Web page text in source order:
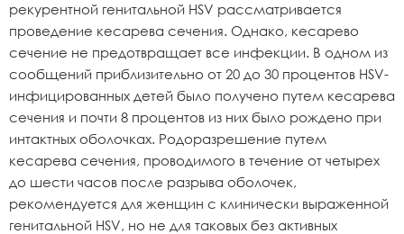
рекурентной генитальной HSV рассматривается
проведение кесарева сечения. Однако, кесарево
сечение не предотвращает все инфекции. В одном из
сообщений приблизительно от 20 до 30 процентов HSV-
инфицированных детей было получено путем кесарева
сечения и почти 8 процентов из них было рождено при
интактных оболочках. Родоразрешение путем
кесарева сечения, проводимого в течение от четырех
до шести часов после разрыва оболочек,
рекомендуется для женщин с клинически выраженной
генитальной HSV, но не для таковых без активных